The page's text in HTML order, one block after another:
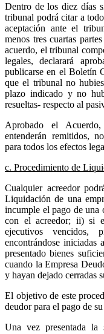
Dentro de los diez días
tribunal podrá citar a
aceptación ante el
menos tres cuartas
acuerdo, el tribunal
legales, declarará
publicarse en el Boletín
que el tribunal no
plazo indicado y no
resueltas- respecto al
Aprobado el
entenderán remitidos,
para todos los efectos
c. Procedimiento de
Cualquier acreedor
Liquidación de una
incumple el pago de una
con el acreedor; ii) si
ejecutivos vencidos,
encontrándose iniciadas
presentado bienes
cuando la Empresa
y hayan dejado cerradas
El objetivo de este
deudor para el pago de
Una vez presentada la